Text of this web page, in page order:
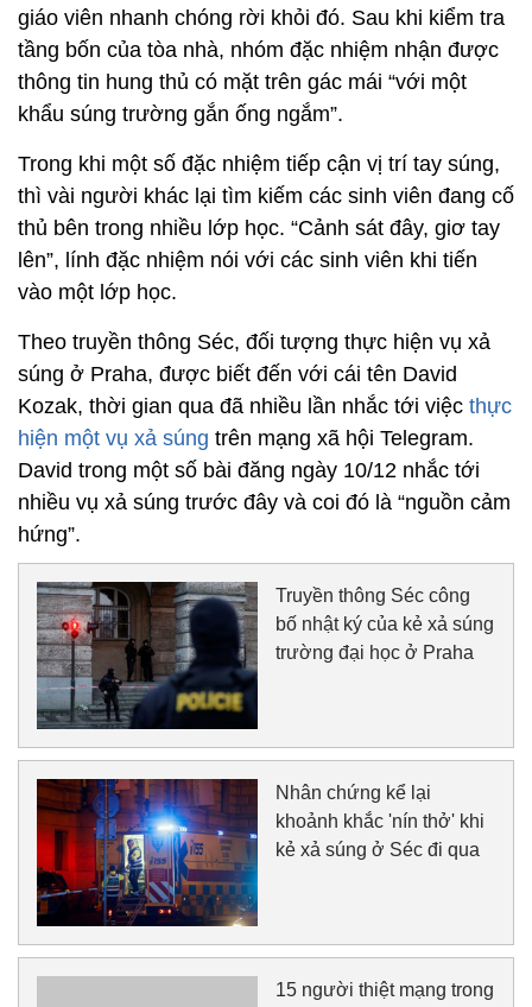
giáo viên nhanh chóng rời khỏi đó. Sau khi kiểm tra
tầng bốn của tòa nhà, nhóm đặc nhiệm nhận được
thông tin hung thủ có mặt trên gác mái “với một
khẩu súng trường gắn ống ngắm”.
Trong khi một số đặc nhiệm tiếp cận vị trí tay súng,
thì vài người khác lại tìm kiếm các sinh viên đang cố
thủ bên trong nhiều lớp học. “Cảnh sát đây, giơ tay
lên”, lính đặc nhiệm nói với các sinh viên khi tiến
vào một lớp học.
Theo truyền thông Séc, đối tượng thực hiện vụ xả
súng ở Praha, được biết đến với cái tên David
Kozak, thời gian qua đã nhiều lần nhắc tới việc thực
hiện một vụ xả súng trên mạng xã hội Telegram.
David trong một số bài đăng ngày 10/12 nhắc tới
nhiều vụ xả súng trước đây và coi đó là “nguồn cảm
hứng”.
Truyền thông Séc công
bố nhật ký của kẻ xả súng
trường đại học ở Praha
Nhân chứng kể lại
khoảnh khắc 'nín thở' khi
kẻ xả súng ở Séc đi qua
15 người thiệt mạng trong